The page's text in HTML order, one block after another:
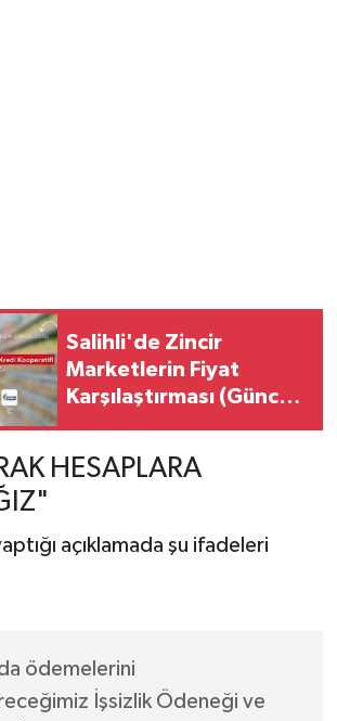
Salihli'de Zincir
Marketlerin Fiyat
Karşılaştırması (Güncel
HESAPLARA
açıklamada şu ifadeleri
ödemelerini
İşsizlik Ödeneği ve